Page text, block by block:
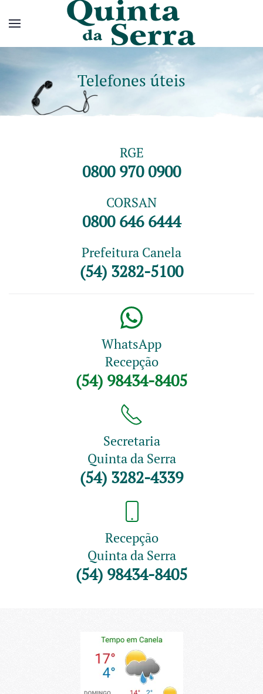
Telefones úteis
RGE
0800 970 0900
CORSAN
0800 646 6444
Prefeitura Canela
(54) 3282-5100
WhatsApp
Recepção
(54) 98434-8405
Secretaria
Quinta da Serra
(54) 3282-4339
Recepção
Quinta da Serra
(54) 98434-8405